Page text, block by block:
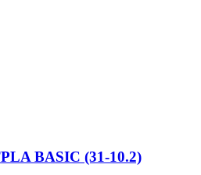
BASIC (31-10.2)